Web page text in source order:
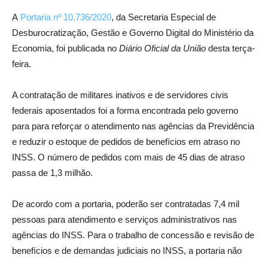
A Portaria nº 10.736/2020, da Secretaria Especial de
Desburocratização, Gestão e Governo Digital do Ministério da
Economia, foi publicada no Diário Oficial da União desta terça-
feira.
A contratação de militares inativos e de servidores civis
federais aposentados foi a forma encontrada pelo governo
para para reforçar o atendimento nas agências da Previdência
e reduzir o estoque de pedidos de benefícios em atraso no
INSS. O número de pedidos com mais de 45 dias de atraso
passa de 1,3 milhão.
De acordo com a portaria, poderão ser contratadas 7,4 mil
pessoas para atendimento e serviços administrativos nas
agências do INSS. Para o trabalho de concessão e revisão de
benefícios e de demandas judiciais no INSS, a portaria não